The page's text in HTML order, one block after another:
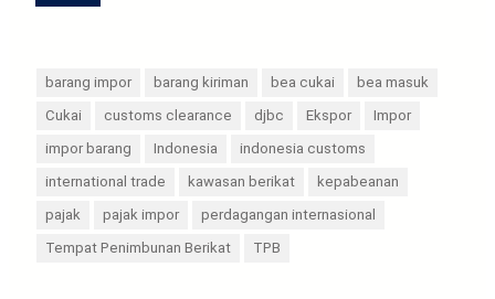
barang impor barang kiriman bea cukai
bea masuk
Cukai
customs clearance djbc Ekspor
Impor
impor barang
Indonesia
indonesia customs
international trade
kawasan berikat
kepabeanan
pajak
pajak impor
perdagangan internasional
Tempat Penimbunan Berikat
TPB